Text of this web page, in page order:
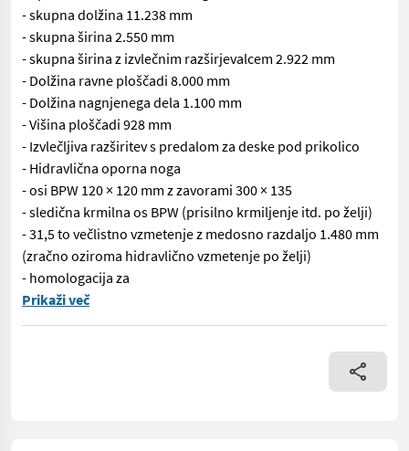
- skupna dolžina 11.238 mm
- skupna širina 2.550 mm
- skupna širina z izvlečnim razširjevalcem 2.922 mm
- Dolžina ravne ploščadi 8.000 mm
- Dolžina nagnjenega dela 1.100 mm
- Višina ploščadi 928 mm
- Izvlečljiva razširitev s predalom za deske pod prikolico
- Hidravlična oporna noga
- osi BPW 120 × 120 mm z zavorami 300 × 135
- sledična krmilna os BPW (prisilno krmiljenje itd. po želji)
- 31,5 to večlistno vzmetenje z medosno razdaljo 1.480 mm
(zračno oziroma hidravlično vzmetenje po želji)
- homologacija za
Na voljo je novi nizkopodvozni priklopnik STRONGA LL800 v
Prikaži več